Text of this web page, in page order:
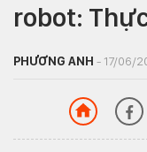
robot:
PHƯƠNG ANH - 17/06/